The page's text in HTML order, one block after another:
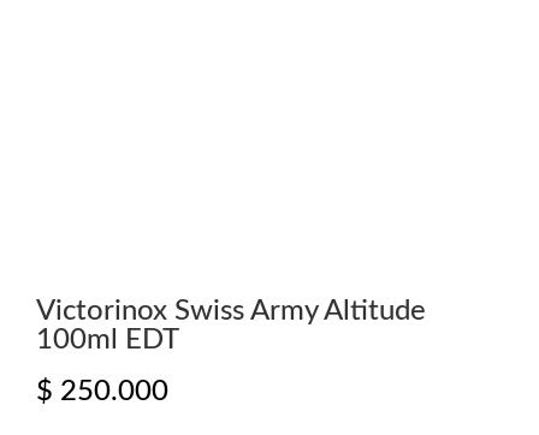
Victorinox Swiss Army Altitude
100ml EDT
$ 250.000